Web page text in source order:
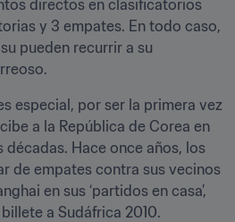
directos en clasificatorios
y 3 empates. En todo caso,
pueden recurrir a su
especial, por ser la primera vez
a la República de Corea en
de empates contra sus vecinos
en sus ‘partidos en casa’,
a Sudáfrica 2010.